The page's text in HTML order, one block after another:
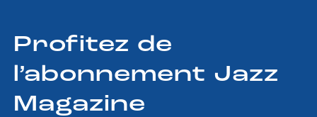
Profitez de
l’abonnement Jazz
Magazine